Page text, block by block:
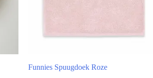
Funnies Spuugdoek Roze